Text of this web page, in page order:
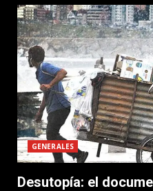
GENERALES
Desutopía: el